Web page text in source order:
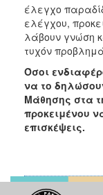
έλεγχο
ελέγχου,
λάβουν γνώση
τυχόν
Όσοι
να το
Μάθησης στα
προκειμένου
επισκέψεις.